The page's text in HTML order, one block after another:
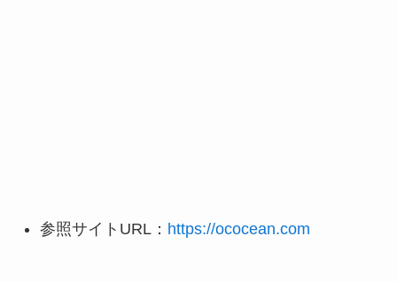
参照サイトURL： https://ococean.com